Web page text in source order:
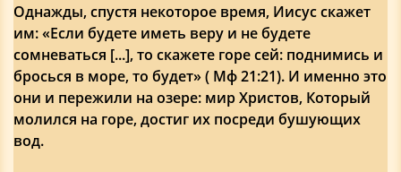
Однажды, спустя некоторое время, Иисус скажет
им: «Если будете иметь веру и не будете
сомневаться [...], то скажете горе сей: поднимись и
бросься в море, то будет» ( Мф 21:21). И именно это
они и пережили на озере: мир Христов, Который
молился на горе, достиг их посреди бушующих
вод.